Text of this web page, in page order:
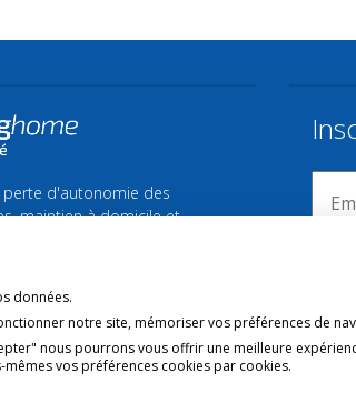
perte d'autonomie des
maintien à domicile et
les actualités de la Silver
données.
notre site, mémoriser vos préférences de
nous pourrons vous offrir une meilleure
vos préférences cookies par cookies.